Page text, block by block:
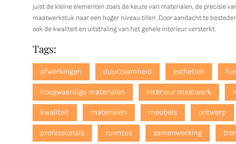
juist de kleine elementen zoals de keuze van materialen, de precisie
maatwerkstuk naar een hoger niveau tillen. Door aandacht te
ook de kwaliteit en uitstraling van het gehele interieur versterkt.
Tags:
afwerkingen duurzaamheid esthetiek
hoogwaardige materialen interieur maatwerk
kwaliteit materialen meubels ontwerp
professionals ruimtes samenwerking